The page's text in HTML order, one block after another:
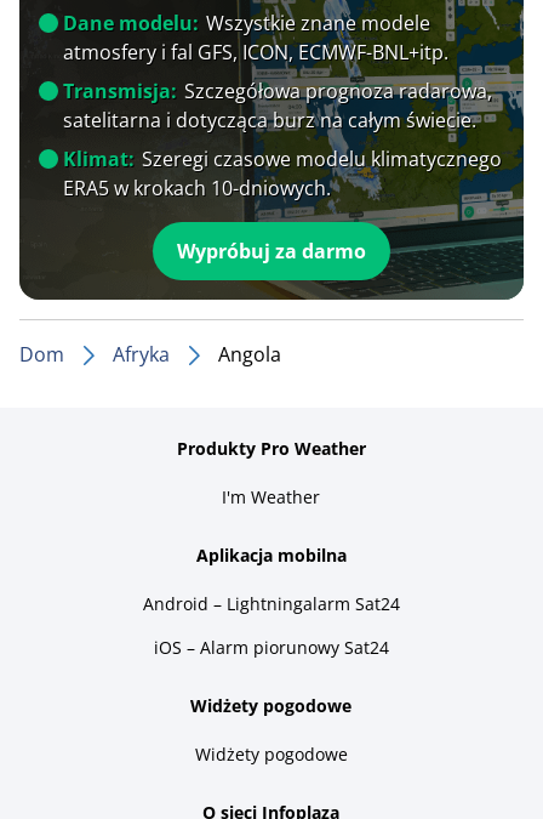
Dane modelu: Wszystkie znane modele
atmosfery i fal GFS, ICON, ECMWF-BNL+itp.
Transmisja: Szczegółowa prognoza radarowa,
satelitarna i dotycząca burz na całym świecie.
Klimat: Szeregi czasowe modelu klimatycznego
ERA5 w krokach 10-dniowych.
Wypróbuj za darmo
Dom Afryka Angola
Produkty Pro Weather
I'm Weather
Aplikacja mobilna
Android – Lightningalarm Sat24
iOS – Alarm piorunowy Sat24
Widżety pogodowe
Widżety pogodowe
O sieci Infoplaza